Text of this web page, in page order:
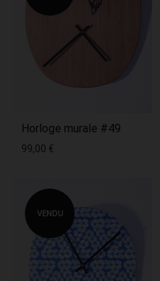
Horloge murale #49
99,00 €
VENDU